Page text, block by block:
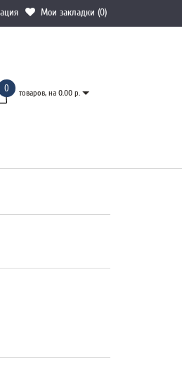
Мои закладки (0)
0 товаров, на 0.00 р.